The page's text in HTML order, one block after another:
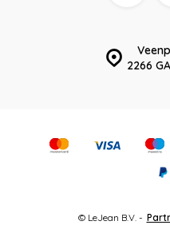
2266
© LeJean B.V. -